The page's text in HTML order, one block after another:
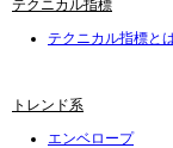
テクニカル指標
テクニカル指標と
トレンド系
エンベロープ